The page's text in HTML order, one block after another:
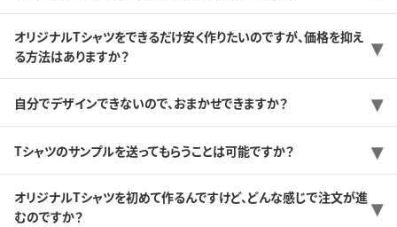
オリジナルTシャツをできるだけ安く作りたいのですが、価格を抑え
る方法はありますか？
自分でデザインできないので、おまかせできますか？
Tシャツのサンプルを送ってもらうことは可能ですか？
オリジナルTシャツを初めて作るんですけど、どんな感じで注文が進
むのですか？